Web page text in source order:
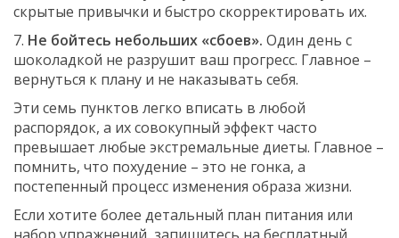
скрытые привычки и быстро скорректировать их.
7. Не бойтесь небольших «сбоев». Один день с
шоколадкой не разрушит ваш прогресс. Главное –
вернуться к плану и не наказывать себя.
Эти семь пунктов легко вписать в любой
распорядок, а их совокупный эффект часто
превышает любые экстремальные диеты. Главное –
помнить, что похудение – это не гонка, а
постепенный процесс изменения образа жизни.
Если хотите более детальный план питания или